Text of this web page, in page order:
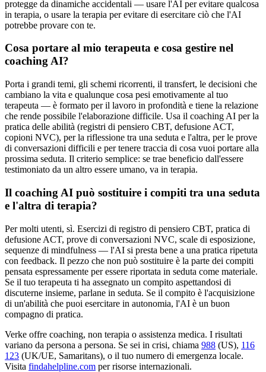
protegge da dinamiche accidentali — usare l'AI per evitare qualcosa
in terapia, o usare la terapia per evitare di esercitare ciò che l'AI
potrebbe provare con te.
Cosa portare al mio terapeuta e cosa gestire nel
coaching AI?
Porta i grandi temi, gli schemi ricorrenti, il transfert, le decisioni che
cambiano la vita e qualunque cosa pesi emotivamente al tuo
terapeuta — è formato per il lavoro in profondità e tiene la relazione
che rende possibile l'elaborazione difficile. Usa il coaching AI per la
pratica delle abilità (registri di pensiero CBT, defusione ACT,
copioni NVC), per la riflessione tra una seduta e l'altra, per le prove
di conversazioni difficili e per tenere traccia di cosa vuoi portare alla
prossima seduta. Il criterio semplice: se trae beneficio dall'essere
testimoniato da un altro essere umano, va in terapia.
Il coaching AI può sostituire i compiti tra una seduta
e l'altra di terapia?
Per molti utenti, sì. Esercizi di registro di pensiero CBT, pratica di
defusione ACT, prove di conversazioni NVC, scale di esposizione,
sequenze di mindfulness — l'AI si presta bene a una pratica ripetuta
con feedback. Il pezzo che non può sostituire è la parte dei compiti
pensata espressamente per essere riportata in seduta come materiale.
Se il tuo terapeuta ti ha assegnato un compito aspettandosi di
discuterne insieme, parlane in seduta. Se il compito è l'acquisizione
di un'abilità che puoi esercitare in autonomia, l'AI è un buon
compagno di pratica.
Verke offre coaching, non terapia o assistenza medica. I risultati
variano da persona a persona. Se sei in crisi, chiama 988 (US), 116
123 (UK/UE, Samaritans), o il tuo numero di emergenza locale.
Visita findahelpline.com per risorse internazionali.